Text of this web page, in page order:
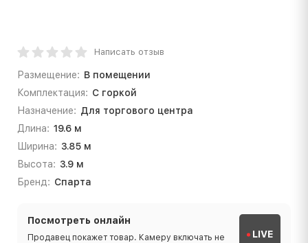
Написать отзыв
Размещение: В помещении
Комплектация: С горкой
Назначение: Для торгового центра
Длина: 19.6 м
Ширина: 3.85 м
Высота: 3.9 м
Бренд: Спарта
Посмотреть онлайн
Продавец покажет товар. Камеру включать не
LIVE